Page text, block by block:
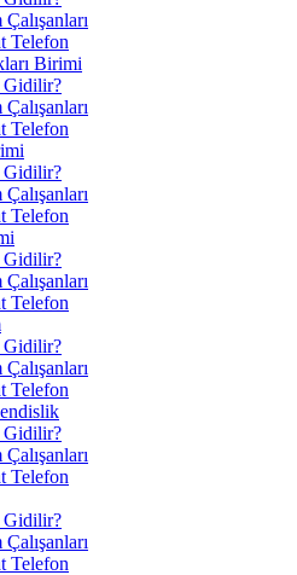
Telefon
Birimi
Gidilir?
Telefon
Gidilir?
Telefon
Gidilir?
Telefon
Gidilir?
Telefon
Gidilir?
Telefon
Gidilir?
Telefon